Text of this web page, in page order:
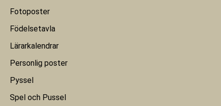
Fotoposter
Födelsetavla
Lärarkalendrar
Personlig poster
Pyssel
Spel och Pussel